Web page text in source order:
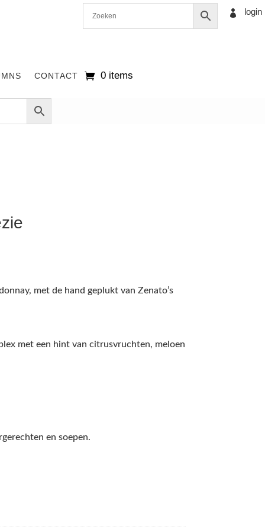
CONTACT 0 items
 login
met de hand geplukt van Zenato’s
met een hint van citrusvruchten, meloen
en soepen.